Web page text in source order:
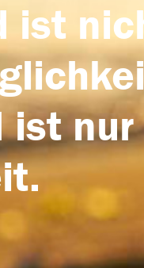
ist
ist